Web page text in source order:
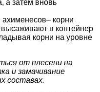
а затем вновь
корни
в контейнер
корни на уровне
от плесени на
и замачивание
составах.